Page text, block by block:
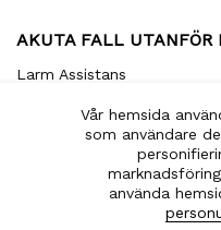
AKUTA FALL UTANFÖR
Larm Assistans
070-849 20 00
Vår hemsida
som användare
använda